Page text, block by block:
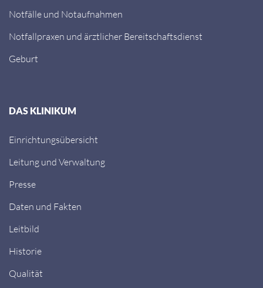
Notfälle und Notaufnahmen
Notfallpraxen und ärztlicher Bereitschaftsdienst
Geburt
DAS KLINIKUM
Einrichtungsübersicht
Leitung und Verwaltung
Presse
Daten und Fakten
Leitbild
Historie
Qualität